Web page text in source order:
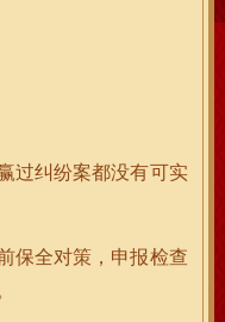
过纠纷案都没有可实
保全对策，申报检查